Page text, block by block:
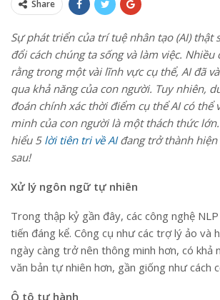
Share
Sự phát triển của trí tuệ nhân tạo (AI) thật
đổi cách chúng ta sống và làm việc. Nhiều
rằng trong một vài lĩnh vực cụ thể, AI đã
qua khả năng của con người. Tuy nhiên,
đoán chính xác thời điểm cụ thể AI có thể
minh của con người là một thách thức
hiểu 5lời tiên tri về AIđang trở thành
sau!
Xử lý ngôn ngữ tự nhiên
Trong thập kỷ gần đây, các công nghệ
tiến đáng kể. Công cụ như các trợ lý ảo và
ngày càng trở nên thông minh hơn, có khả
văn bản tự nhiên hơn, gần giống như cách
Ô tô tự hành